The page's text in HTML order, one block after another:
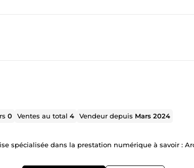
0 Ventes au total4 Vendeur depuis Mars 2024
spécialisée dans la prestation numérique à savoir :